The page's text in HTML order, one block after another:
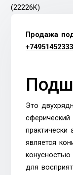
(22226K)
Продажа
+74951452333
Это
сферический
практически
является
для